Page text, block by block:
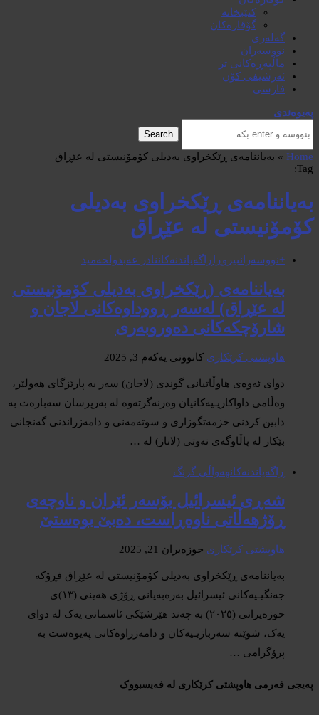
کتێبخانە
گۆڤارەکان
گەلەری
نووسەران
ماڵپەڕەکانی تر
ئەرشیفی کۆن
فارسی
پەیوەندی
Search
Home
» بەیاننامەی ڕێکخراوی بەدیلی کۆمۆنیستی لە عێڕاق
Tag:
بەیاننامەی ڕێکخراوی بەدیلی
کۆمۆنیستی لە عێڕاق
+نووسەرانبیروڕا ڕاگەیاندنەکاننادر عەبدولحەمید
بەیاننامەی (ڕێکخراوی بەدیلی کۆمۆنیستی
لە عێڕاق) لەسەر ڕووداوەکانی لاجان و
شارۆچکەکانی دەوروبەری
هاوپشتی کرێکاری کانوونی یەکەم 3, 2025
دوای ئەوەی هاوڵاتیانى گوندی (لاجان) سەر بە پارێزگای هەولێر،
وەڵامی داواکاریـیەکانیان وەرنەگرتەوە لە بەرپرسان سەبارەت بە
دابین کردنی خزمەتگوزاری و سوتەمەنی و دامەزراندنی گەنجانی
بێکار لە پاڵاوگەی نەوتی (لاناز) لە …
ڕاگەیاندنەکانهەواڵی گرنگ
شەڕی ئیسرائیل بۆسەر ئێران و ناوچەی
ڕۆژهەڵاتی ناوەڕاست، دەبێ بوەستێ
هاوپشتی کرێکاری حوزه‌یران 21, 2025
بەیاننامەی ڕێکخراوی بەدیلی کۆمۆنیستی لە عێڕاق فڕۆکە
جەنگیـیەکانی ئیسرائیل بەرەبەیانی ڕۆژی هەینی (١٣)ی
حوزەیرانی (٢٠٢٥) بە چەند هێرشێکی ئاسمانی یەک لە دوای
یەک، شوێنە سەربازیـیەکان و دامەزراوەکانی پەیوەست بە
پرۆگرامی …
پەیجی فەرمی هاوپشتی کرێکاری لە فەیسبووک